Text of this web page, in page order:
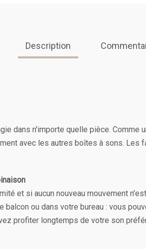
Description
dans n'importe quelle pièce.
avec les autres boîtes à sons.
et si aucun nouveau mouvement
ou dans votre bureau : vous
profiter longtemps de votre son